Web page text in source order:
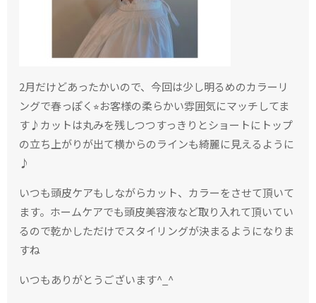
2月だけどあったかいので、今回は少し明るめのカラーリ
ングで春っぽく⭐︎お客様の柔らかい雰囲気にマッチしてま
す♪ カットは丸みを残しつつすっきりとショートにトップ
の立ち上がりが出て横からのラインも綺麗に見えるように
♪
いつも頭皮ケアもしながらカット、カラーをさせて頂いて
ます。ホームケアでも頭皮美容液など取り入れて頂いてい
るので乾かしただけでスタイリングが決まるようになりま
すね
いつもありがとうございます^_^